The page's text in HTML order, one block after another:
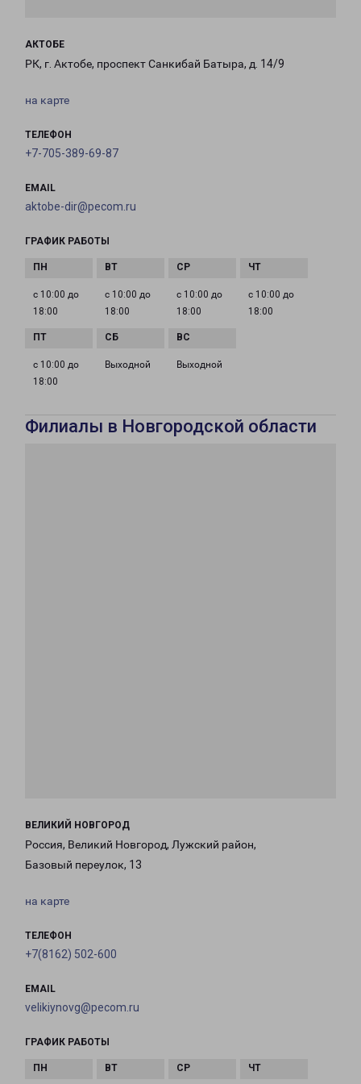
АКТОБЕ
РК, г. Актобе, проспект Санкибай Батыра, д. 14/9
на карте
ТЕЛЕФОН
+7-705-389-69-87
EMAIL
aktobe-dir@pecom.ru
ГРАФИК РАБОТЫ
с 10:00 до
18:00
с 10:00 до
18:00
с 10:00 до
18:00
с 10:00 до
18:00
с 10:00 до
18:00
Выходной Выходной
Филиалы в Новгородской области
ВЕЛИКИЙ НОВГОРОД
Россия, Великий Новгород, Лужский район,
Базовый переулок, 13
на карте
ТЕЛЕФОН
+7(8162) 502-600
EMAIL
velikiynovg@pecom.ru
ГРАФИК РАБОТЫ